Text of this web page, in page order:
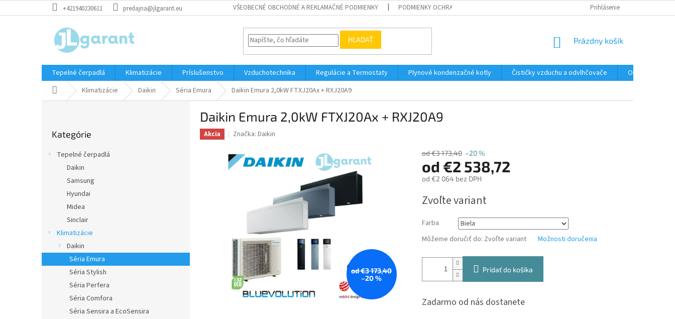
na
+421940230611 predajna@jlgarant.eu VŠEOBECNÉ OBCHODNÉ A REKLAMAČNÉ PODMIENKY PODMIENKY OCHRANY OSOBNÝCH ÚDAJOV Prihlásenie
HĽADAŤ
NÁKUPNÝ
Prázdny košík
Tepelné čerpadlá Klimatizácie Príslušenstvo Vzduchotechnika Regulácie a Termostaty Plynové kondenzačné kotly Čističky vzduchu a odvlhčovače
Ohrev TÚV a
DomovKlimatizácie Daikin Séria Emura Daikin Emura 2,0kW FTXJ20Ax + RXJ20A9
kategórie
Kategórie
Tepelné čerpadlá
Daikin
Samsung
Hyundai
Midea
Sinclair
Klimatizácie
Daikin
Séria Emura
Séria Stylish
Séria Perfera
Séria Comfora
Séria Sensira a EcoSensira
Daikin Emura 2,0kW FTXJ20Ax + RXJ20A9
Akcia Značka: Daikin
od €3 173,40
–20 %
od €3 173,40 –20 %
od €2 538,72
od €2 064 bez DPH
cena:
Zvoľte variant
Farba
Môžeme doručiť do: Zvoľte variant Možnosti doručenia
Pridať do košíka
Zadarmo od nás dostanete